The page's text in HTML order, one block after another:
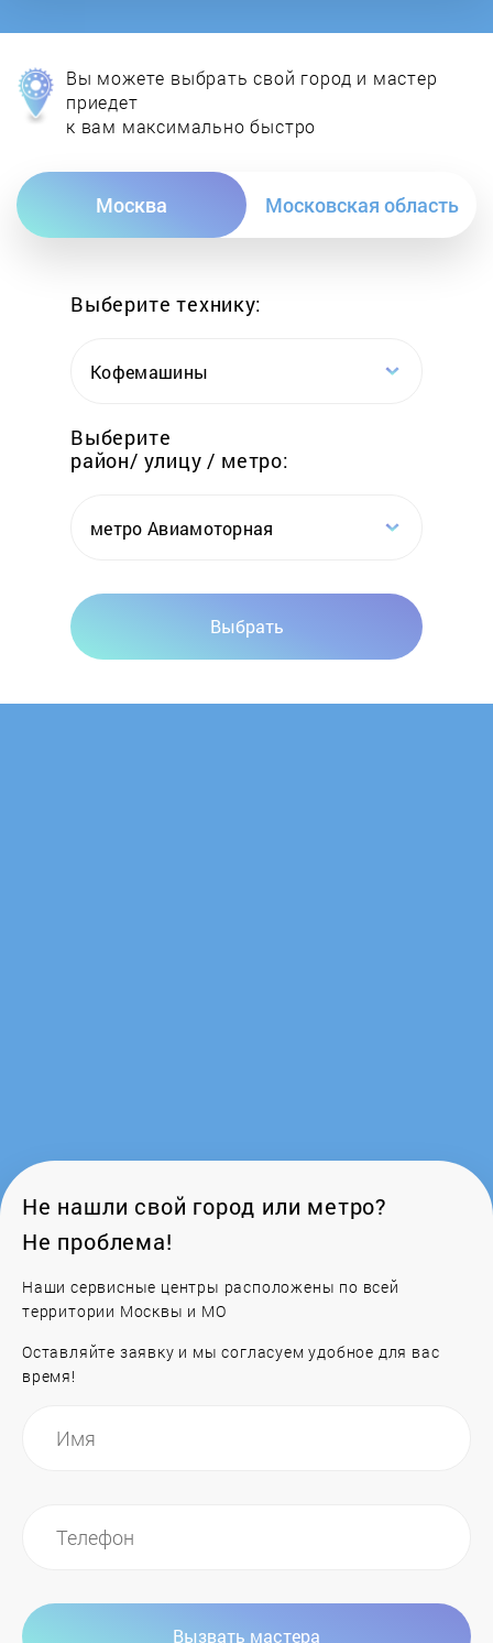
Exiteq
Fimar
Franke
Fulgor Milano
Gastrorag
Gefest
HIBERG
Вы можете выбрать свой город и мастер
приедет
к вам максимально быстро
Москва Московская область
Выберите технику:
Кофемашины
Выберите
район/ улицу / метро:
метро Авиамоторная
Выбрать
Не нашли свой город или метро?
Не проблема!
Наши сервисные центры расположены по всей
территории Москвы и МО
Оставляйте заявку и мы согласуем удобное для вас
время!
Вызвать мастера